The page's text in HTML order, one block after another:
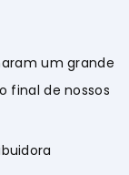
um grande
final de nossos